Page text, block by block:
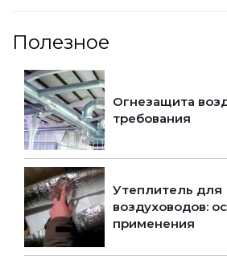
Полезное
Огнезащита
требования
Утеплитель для
воздуховодов:
применения